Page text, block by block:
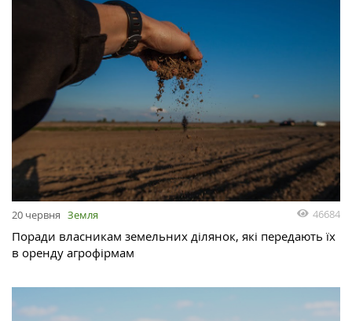
20 червня Земля 46684
Поради власникам земельних ділянок, які передають їх
в оренду агрофірмам